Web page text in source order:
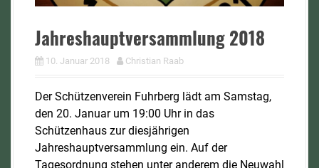
Jahreshauptversammlung 2018
10. Januar 2018 Christian Raab
Der Schützenverein Fuhrberg lädt am Samstag,
den 20. Januar um 19:00 Uhr in das
Schützenhaus zur diesjährigen
Jahreshauptversammlung ein. Auf der
Tagesordnung stehen unter anderem die Neuwahl